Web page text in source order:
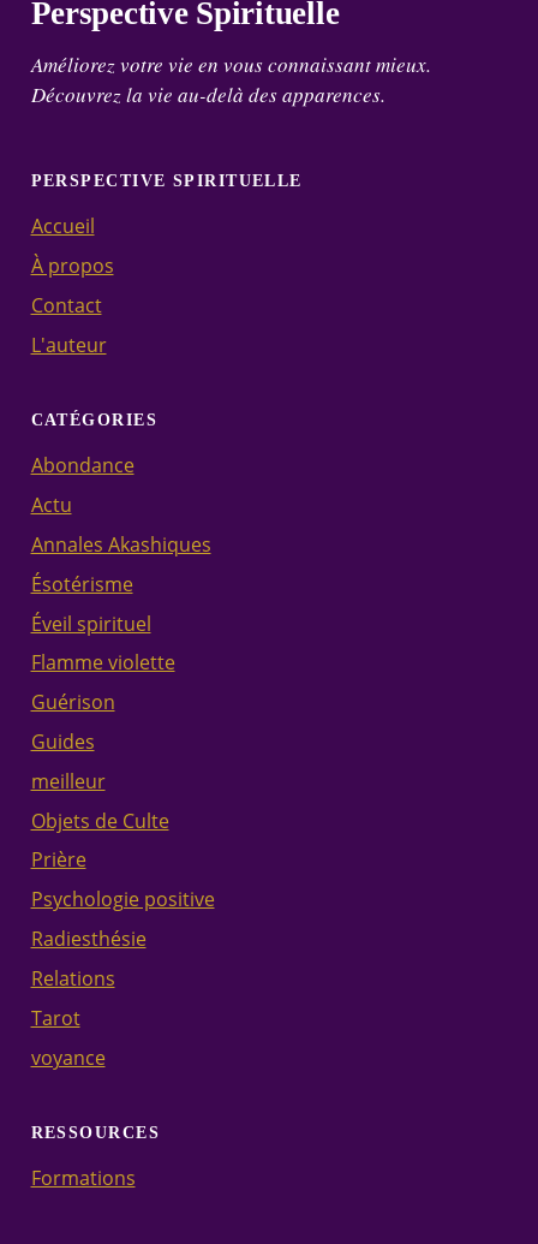
Perspective Spirituelle
Améliorez votre vie en vous connaissant mieux.
Découvrez la vie au-delà des apparences.
PERSPECTIVE SPIRITUELLE
Accueil
À propos
Contact
L'auteur
CATÉGORIES
Abondance
Actu
Annales Akashiques
Ésotérisme
Éveil spirituel
Flamme violette
Guérison
Guides
meilleur
Objets de Culte
Prière
Psychologie positive
Radiesthésie
Relations
Tarot
voyance
RESSOURCES
Formations